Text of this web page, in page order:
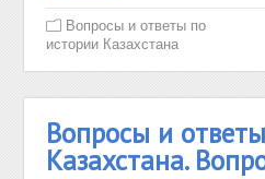
Вопросы и ответы по
истории Казахстана
Вопросы и
Казахстана.